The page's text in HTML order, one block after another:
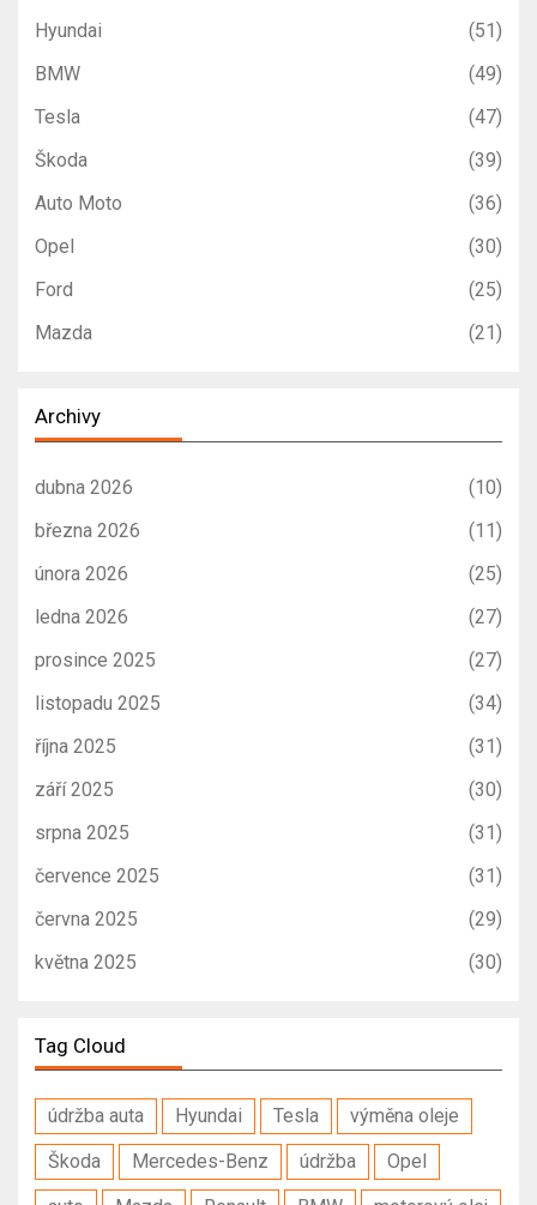
Hyundai
(51)
BMW
(49)
Tesla
(47)
Škoda
(39)
Auto Moto
(36)
Opel
(30)
Ford
(25)
Mazda
(21)
Archivy
dubna 2026
(10)
března 2026
(11)
února 2026
(25)
ledna 2026
(27)
prosince 2025
(27)
listopadu 2025
(34)
října 2025
(31)
září 2025
(30)
srpna 2025
(31)
července 2025
(31)
června 2025
(29)
května 2025
(30)
Tag Cloud
údržba auta Hyundai Tesla
výměna oleje
Škoda
Mercedes-Benz údržba
Opel